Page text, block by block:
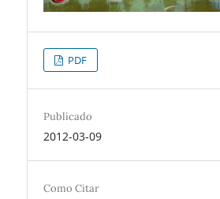
PDF
Publicado
2012-03-09
Como Citar